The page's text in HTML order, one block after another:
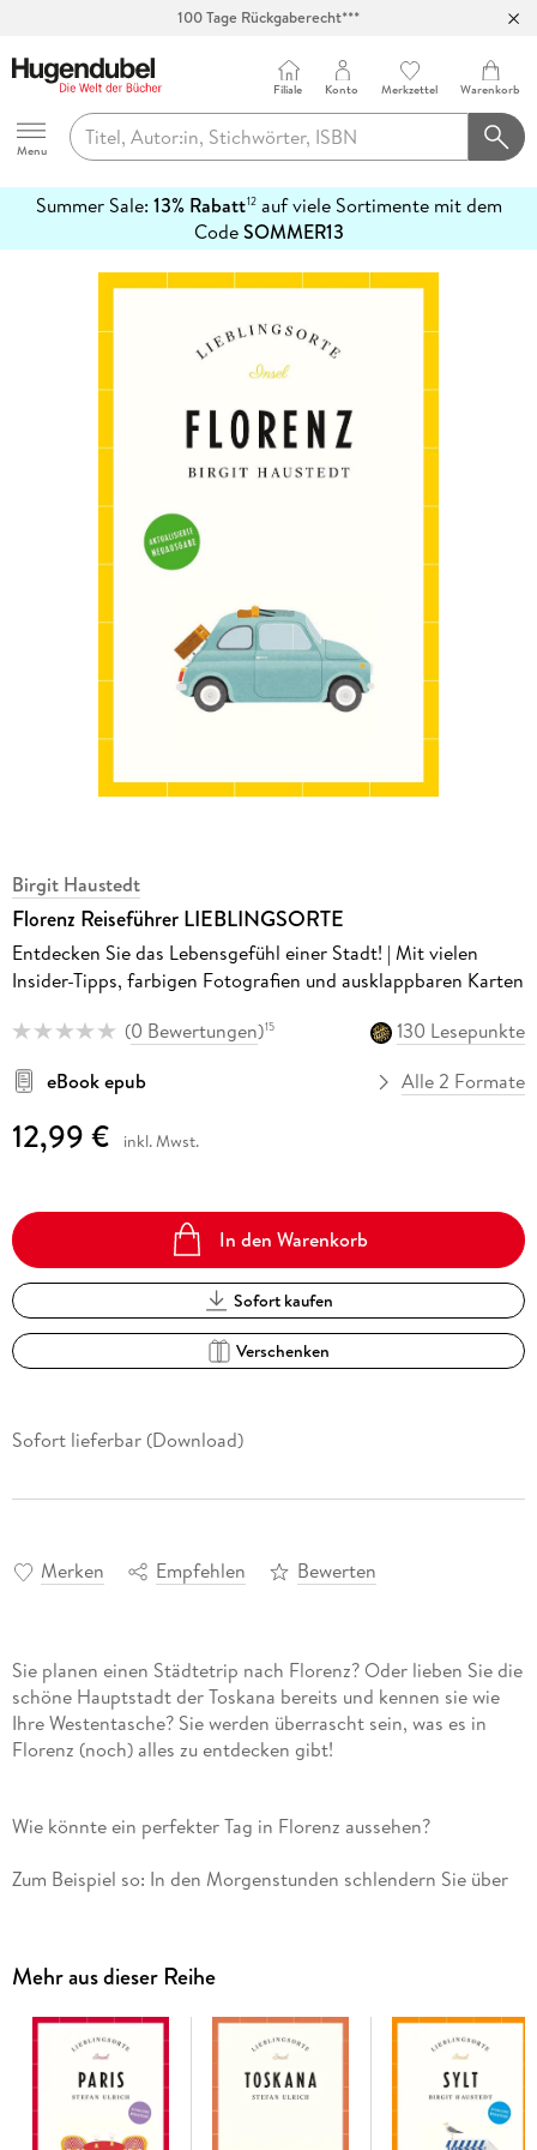
100 Tage Rückgaberecht***
Hugendubel
Menu
Filiale Konto Merkzettel Warenkorb
Summer Sale: 13% Rabatt12auf viele Sortimente mit dem
CodeSOMMER13
erfahren
Birgit Haustedt
Florenz Reiseführer LIEBLINGSORTE
Entdecken Sie das Lebensgefühl einer Stadt! | Mit vielen
Insider-Tipps, farbigen Fotografien und ausklappbaren Karten
(0 Bewertungen)15
130 Lesepunkte
eBook epub
Alle 2 Formate
12,99 € inkl. Mwst.
In den Warenkorb
Sofort kaufen
Verschenken
Sofort lieferbar (Download)
Merken Empfehlen Bewerten
Sie planen einen Städtetrip nach Florenz? Oder lieben Sie die
schöne Hauptstadt der Toskana bereits und kennen sie wie
Ihre Westentasche? Sie werden überrascht sein, was es in
Florenz (noch) alles zu entdecken gibt!
Wie könnte ein perfekter Tag in Florenz aussehen?
Zum Beispiel so: In den Morgenstunden schlendern Sie über
präsentiert Ihnen die Cappella Brancacci stolz die Fresken
des Malers Masaccio. Nach einem kleinen Spaziergang durch
die Boboli-Gärten, wo Sie die von Cosimo III. De' Medici
geliebten Jasmin-Sträucher bewundern, entdecken Sie den
romantischen Giardino Bardini, ein verstecktes Juwel der
Gartenkunst. Zur Stärkung gönnen Sie sich
Lampredotto-
Paninivom besten Straßenstand der Stadt - eine himmlische
Mehr aus dieser Reihe